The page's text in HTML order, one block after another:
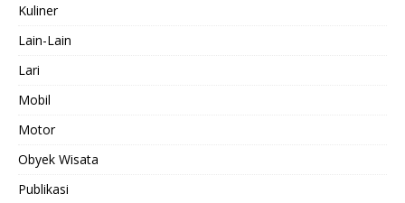
Kuliner
Lain-Lain
Lari
Mobil
Motor
Obyek Wisata
Publikasi